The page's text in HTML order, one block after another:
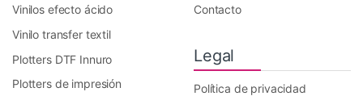
Vinilos efecto ácido
Vinilo transfer textil
Plotters DTF Innuro
Plotters de impresión
Contacto
Legal
Política de privacidad